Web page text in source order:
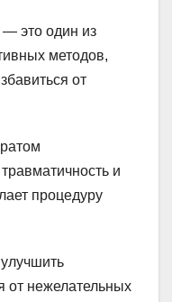
— это один из
методов,
от
и
процедуру
от нежелательных